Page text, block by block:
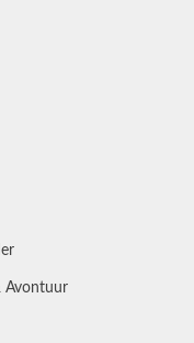
Avontuur